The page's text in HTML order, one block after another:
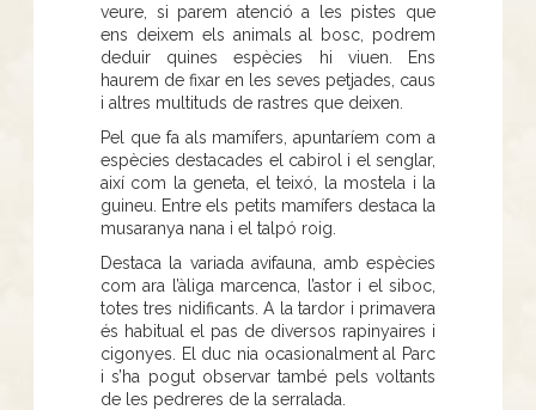
veure, si parem atenció a les pistes que
ens deixem els animals al bosc, podrem
deduir quines espècies hi viuen. Ens
haurem de fixar en les seves petjades, caus
i altres multituds de rastres que deixen.
Pel que fa als mamífers, apuntaríem com a
espècies destacades el cabirol i el senglar,
així com la geneta, el teixó, la mostela i la
guineu. Entre els petits mamífers destaca la
musaranya nana i el talpó roig.
Destaca la variada avifauna, amb espècies
com ara l’àliga marcenca, l’astor i el siboc,
totes tres nidificants. A la tardor i primavera
és habitual el pas de diversos rapinyaires i
cigonyes. El duc nia ocasionalment al Parc
i s’ha pogut observar també pels voltants
de les pedreres de la serralada.